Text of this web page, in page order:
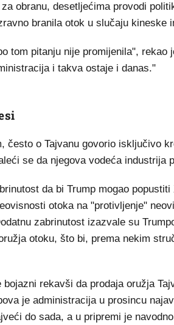
obranu, desetljećima provodi
branila otok u slučaju kineske
tom pitanju nije promijenila",
i takva ostaje i danas."
često o Tajvanu govorio isključivo
se da njegova vodeća industrija
da bi Trump mogao
otoka na "protivljenje"
zabrinutost izazvale su
otoku, što bi, prema nekim
bojazni rekavši da prodaja oružja
je administracija u prosincu
do sada, a u pripremi je